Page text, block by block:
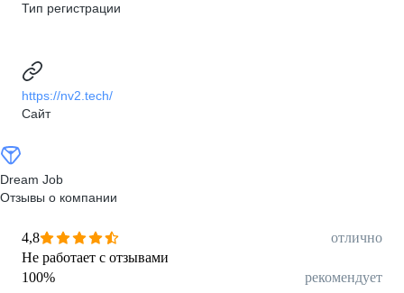
Тип регистрации
https://nv2.tech/
Сайт
Dream Job
Отзывы о компании
4,8
отлично
Не работает с отзывами
100% рекомендует